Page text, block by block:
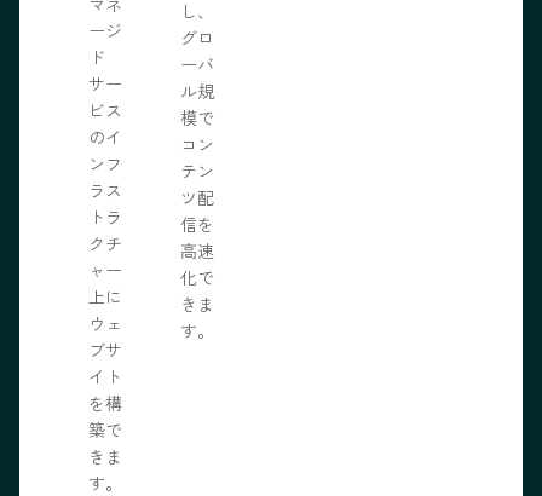
ージ
ド
サー
ビス
のイ
ンフ
ラス
トラ
クチ
ャー
上に
ウェ
ブサ
イト
を構
築で
きま
す。
し、
グロ
ーバ
ル規
模で
コン
テン
ツ配
信を
高速
化で
きま
す。